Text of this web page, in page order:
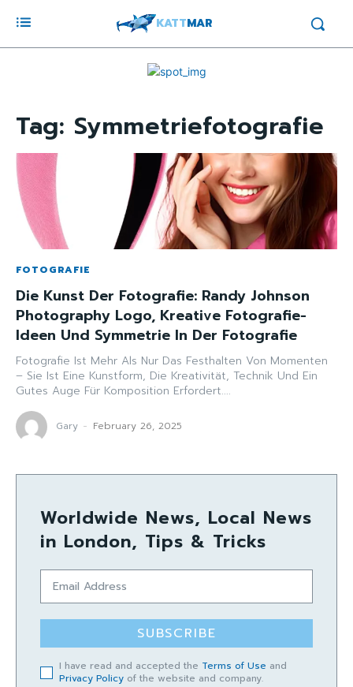
KATTMAR
Tag: Symmetriefotografie
FOTOGRAFIE
Die Kunst Der Fotografie: Randy Johnson
Photography Logo, Kreative Fotografie-
Ideen Und Symmetrie In Der Fotografie
Fotografie Ist Mehr Als Nur Das Festhalten Von Momenten
– Sie Ist Eine Kunstform, Die Kreativität, Technik Und Ein
Gutes Auge Für Komposition Erfordert....
Gary - February 26, 2025
Worldwide News, Local News
in London, Tips & Tricks
SUBSCRIBE
I have read and accepted the Terms of Use and
Privacy Policy of the website and company.